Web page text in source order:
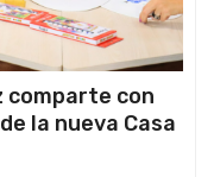
comparte con
la nueva Casa
en Caracas